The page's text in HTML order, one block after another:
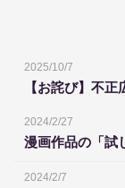
2025/10/7
【お詫び】不
2024/2/27
漫画作品の「試
2024/2/7